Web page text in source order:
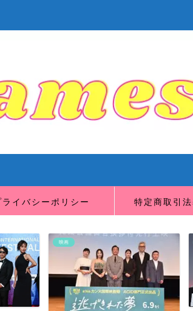
ライバシーポリシー 特定商取引
映画